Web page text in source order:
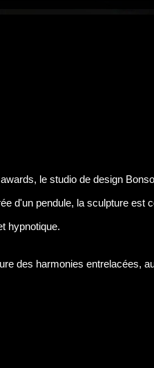
le studio de design
d'un pendule, la sculpture est
hypnotique.
des harmonies entrelacées,